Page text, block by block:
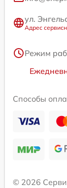
ул.
Адрес
Режим
Способы
© 2026